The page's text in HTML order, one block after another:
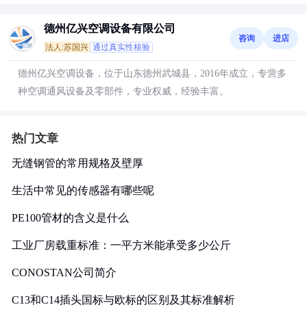
德州亿兴空调设备有限公司
法人:苏国兴 通过真实性核验
咨询 进店
德州亿兴空调设备，位于山东德州武城县，2016年成立，专营多
种空调通风设备及零部件，专业权威，经验丰富。
热门文章
无缝钢管的常用规格及壁厚
生活中常见的传感器有哪些呢
PE100管材的含义是什么
工业厂房载重标准：一平方米能承受多少公斤
CONOSTAN公司简介
C13和C14插头国标与欧标的区别及其标准解析